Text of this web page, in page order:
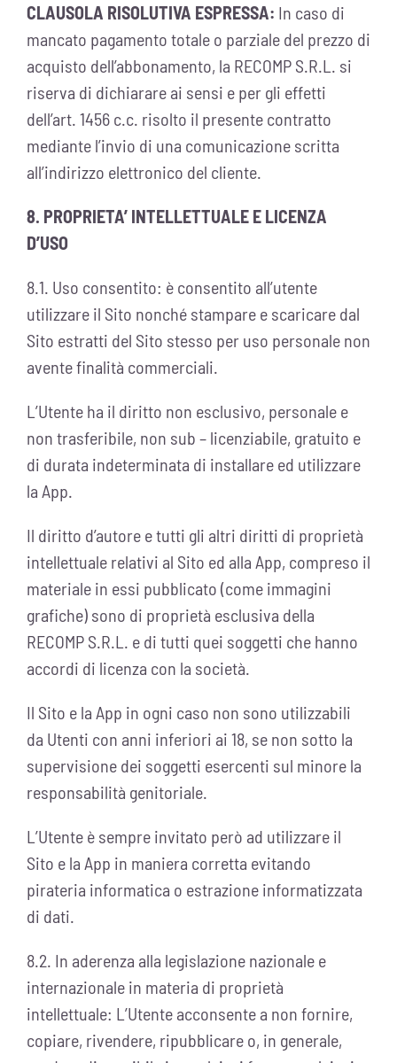
CLAUSOLA RISOLUTIVA ESPRESSA: In caso di
mancato pagamento totale o parziale del prezzo di
acquisto dell’abbonamento, la RECOMP S.R.L. si
riserva di dichiarare ai sensi e per gli effetti
dell’art. 1456 c.c. risolto il presente contratto
mediante l’invio di una comunicazione scritta
all’indirizzo elettronico del cliente.
8. PROPRIETA’ INTELLETTUALE E LICENZA
D’USO
8.1. Uso consentito: è consentito all’utente
utilizzare il Sito nonché stampare e scaricare dal
Sito estratti del Sito stesso per uso personale non
avente finalità commerciali.
L’Utente ha il diritto non esclusivo, personale e
non trasferibile, non sub – licenziabile, gratuito e
di durata indeterminata di installare ed utilizzare
la App.
Il diritto d’autore e tutti gli altri diritti di proprietà
intellettuale relativi al Sito ed alla App, compreso il
materiale in essi pubblicato (come immagini
grafiche) sono di proprietà esclusiva della
RECOMP S.R.L. e di tutti quei soggetti che hanno
accordi di licenza con la società.
Il Sito e la App in ogni caso non sono utilizzabili
da Utenti con anni inferiori ai 18, se non sotto la
supervisione dei soggetti esercenti sul minore la
responsabilità genitoriale.
L’Utente è sempre invitato però ad utilizzare il
Sito e la App in maniera corretta evitando
pirateria informatica o estrazione informatizzata
di dati.
8.2. In aderenza alla legislazione nazionale e
internazionale in materia di proprietà
intellettuale: L’Utente acconsente a non fornire,
copiare, rivendere, ripubblicare o, in generale,